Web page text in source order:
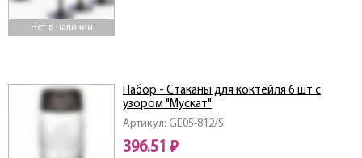
Нет в наличии
Артикул: GE05-812/S
Набор - Стаканы для коктейля 6 шт с
узором "Мускат"
396.51 ₽